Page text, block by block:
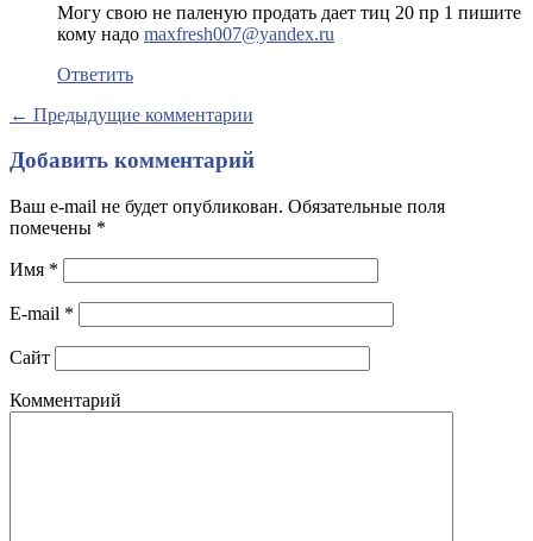
Могу свою не паленую продать дает тиц 20 пр 1 пишите
кому надо maxfresh007@yandex.ru
Ответить
← Предыдущие комментарии
Добавить комментарий
Ваш e-mail не будет опубликован. Обязательные поля
помечены *
Имя *
E-mail *
Сайт
Комментарий